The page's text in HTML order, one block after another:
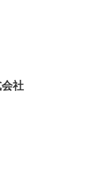
社